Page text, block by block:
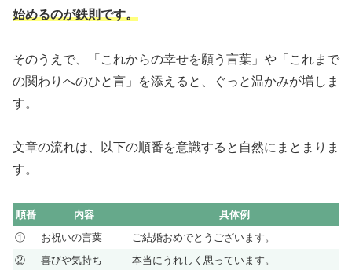
始めるのが鉄則です。
そのうえで、「これからの幸せを願う言葉」や「これまで
の関わりへのひと言」を添えると、ぐっと温かみが増しま
す。
文章の流れは、以下の順番を意識すると自然にまとまりま
す。
順番 内容
具体例
①
お祝いの言葉
ご結婚おめでとうございます。
②
喜びや気持ち 本当にうれしく思っています。